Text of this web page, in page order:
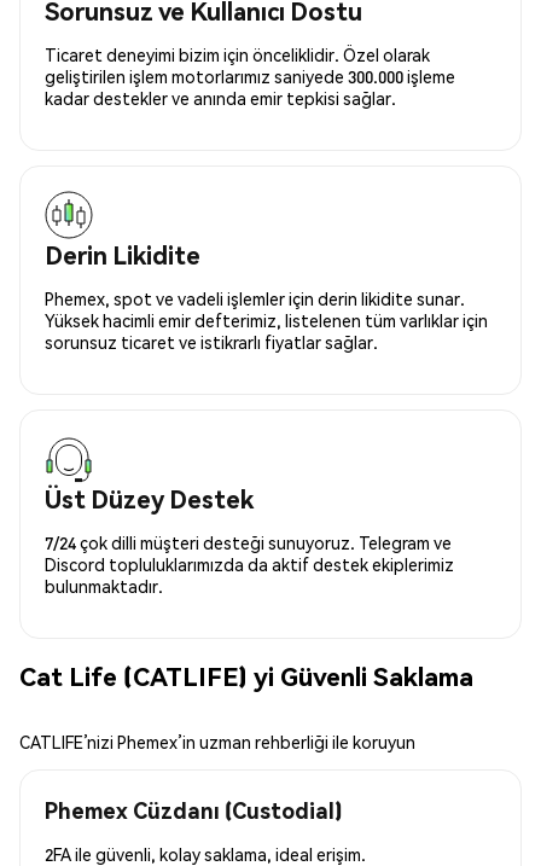
Sorunsuz ve Kullanıcı Dostu
Ticaret deneyimi bizim için önceliklidir. Özel olarak
geliştirilen işlem motorlarımız saniyede 300.000 işleme
kadar destekler ve anında emir tepkisi sağlar.
Derin Likidite
Phemex, spot ve vadeli işlemler için derin likidite sunar.
Yüksek hacimli emir defterimiz, listelenen tüm varlıklar için
sorunsuz ticaret ve istikrarlı fiyatlar sağlar.
Üst Düzey Destek
7/24 çok dilli müşteri desteği sunuyoruz. Telegram ve
Discord topluluklarımızda da aktif destek ekiplerimiz
bulunmaktadır.
Cat Life (CATLIFE) yi Güvenli Saklama
CATLIFE’nizi Phemex’in uzman rehberliği ile koruyun
Phemex Cüzdanı (Custodial)
2FA ile güvenli, kolay saklama, ideal erişim.